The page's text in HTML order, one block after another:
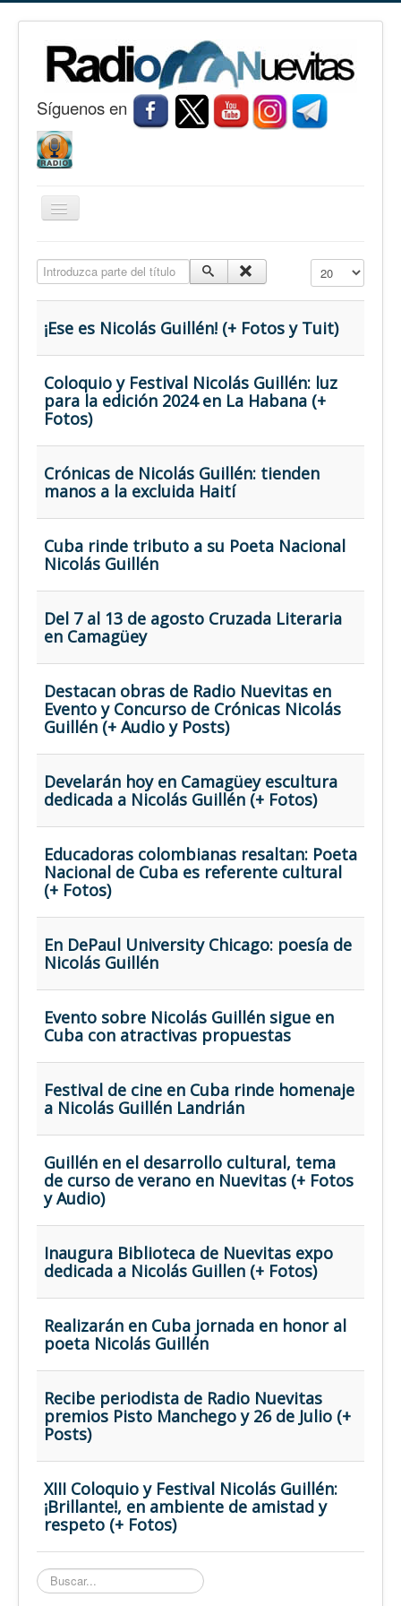
Síguenos en
Cambiar
Nuevitas
Fotorreportaje
Opinión
Medio Ambiente
Ciencia, tecnología y curiosidades
Inglés
Desempolvando la historia
Introduzca parte del título Cantidad a
¡Ese es Nicolás Guillén! (+ Fotos y Tuit)
Coloquio y Festival Nicolás Guillén: luz
para la edición 2024 en La Habana (+
Fotos)
Crónicas de Nicolás Guillén: tienden
manos a la excluida Haití
Cuba rinde tributo a su Poeta Nacional
Nicolás Guillén
Del 7 al 13 de agosto Cruzada Literaria
en Camagüey
Destacan obras de Radio Nuevitas en
Evento y Concurso de Crónicas Nicolás
Guillén (+ Audio y Posts)
Develarán hoy en Camagüey escultura
dedicada a Nicolás Guillén (+ Fotos)
Educadoras colombianas resaltan: Poeta
Nacional de Cuba es referente cultural
(+ Fotos)
En DePaul University Chicago: poesía de
Nicolás Guillén
Evento sobre Nicolás Guillén sigue en
Cuba con atractivas propuestas
Festival de cine en Cuba rinde homenaje
a Nicolás Guillén Landrián
Guillén en el desarrollo cultural, tema
de curso de verano en Nuevitas (+ Fotos
y Audio)
Inaugura Biblioteca de Nuevitas expo
dedicada a Nicolás Guillen (+ Fotos)
Realizarán en Cuba jornada en honor al
poeta Nicolás Guillén
Recibe periodista de Radio Nuevitas
premios Pisto Manchego y 26 de Julio (+
Posts)
XIII Coloquio y Festival Nicolás Guillén:
¡Brillante!, en ambiente de amistad y
respeto (+ Fotos)
Buscar...